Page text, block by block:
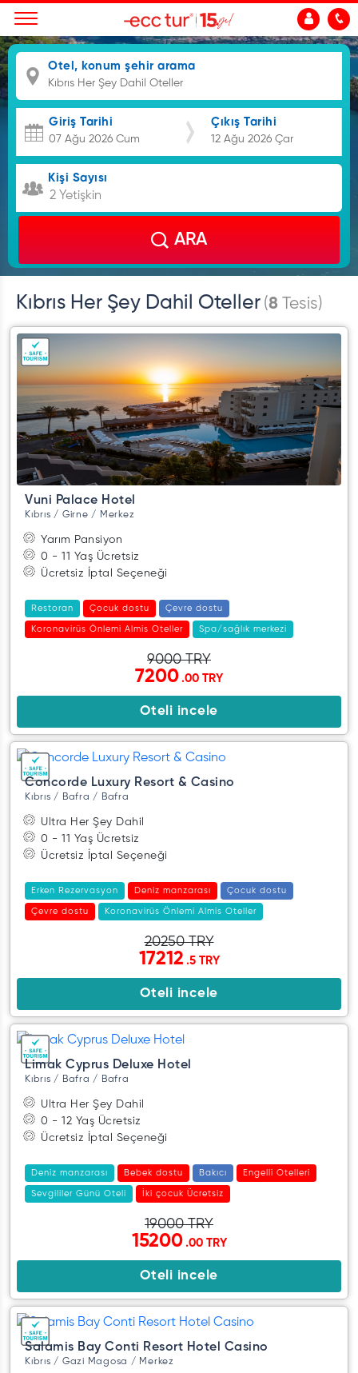
Otel, konum şehir arama
Giriş Tarihi Çıkış Tarihi
Kişi Sayısı
2 Yetişkin
ARA
Kıbrıs Her Şey Dahil Oteller (8 Tesis)
Vuni Palace Hotel
Kıbrıs / Girne / Merkez
Yarım Pansiyon
0 - 11 Yaş Ücretsiz
Ücretsiz İptal Seçeneği
Restoran Çocuk dostu Çevre dostu
Koronavirüs Önlemi Almis Oteller Spa/sağlık merkezi
9000 TRY
7200.00 TRY
Oteli incele
Concorde Luxury Resort & Casino
Kıbrıs / Bafra / Bafra
Ultra Her Şey Dahil
0 - 11 Yaş Ücretsiz
Ücretsiz İptal Seçeneği
Erken Rezervasyon Deniz manzarası Çocuk dostu
Çevre dostu Koronavirüs Önlemi Almis Oteller
20250 TRY
17212.5 TRY
Oteli incele
Limak Cyprus Deluxe Hotel
Kıbrıs / Bafra / Bafra
Ultra Her Şey Dahil
0 - 12 Yaş Ücretsiz
Ücretsiz İptal Seçeneği
Deniz manzarası Bebek dostu Bakıcı Engelli Otelleri
Sevgililer Günü Oteli İki çocuk Ücretsiz
19000 TRY
15200.00 TRY
Oteli incele
Salamis Bay Conti Resort Hotel Casino
Kıbrıs / Gazi Magosa / Merkez